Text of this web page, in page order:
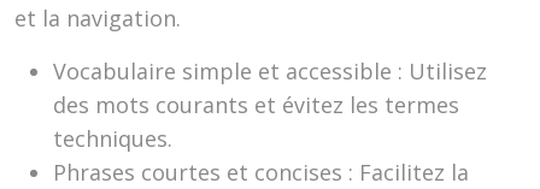
et la navigation.
Vocabulaire simple et accessible : Utilisez
des mots courants et évitez les termes
techniques.
Phrases courtes et concises : Facilitez la